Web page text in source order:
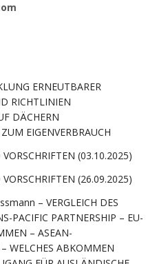
ERNEUTBARER
RICHTLINIEN
DÄCHERN
EIGENVERBRAUCH
(03.10.2025)
(26.09.2025)
– VERGLEICH DES
PACIFIC PARTNERSHIP – EU-
– ASEAN-
WELCHES ABKOMMEN